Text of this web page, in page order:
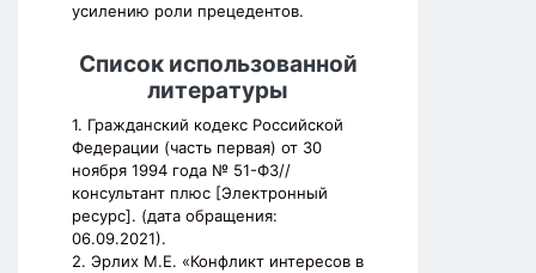
усилению роли прецедентов.
Список использованной
литературы
1. Гражданский кодекс Российской
Федерации (часть первая) от 30
ноября 1994 года № 51-ФЗ//
консультант плюс [Электронный
ресурс]. (дата обращения:
06.09.2021).
2. Эрлих М.Е. «Конфликт интересов в